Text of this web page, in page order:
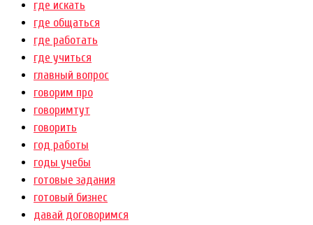
где искать
где общаться
где работать
где учиться
главный вопрос
говорим про
говоримтут
говорить
год работы
годы учебы
готовые задания
готовый бизнес
давай договоримся